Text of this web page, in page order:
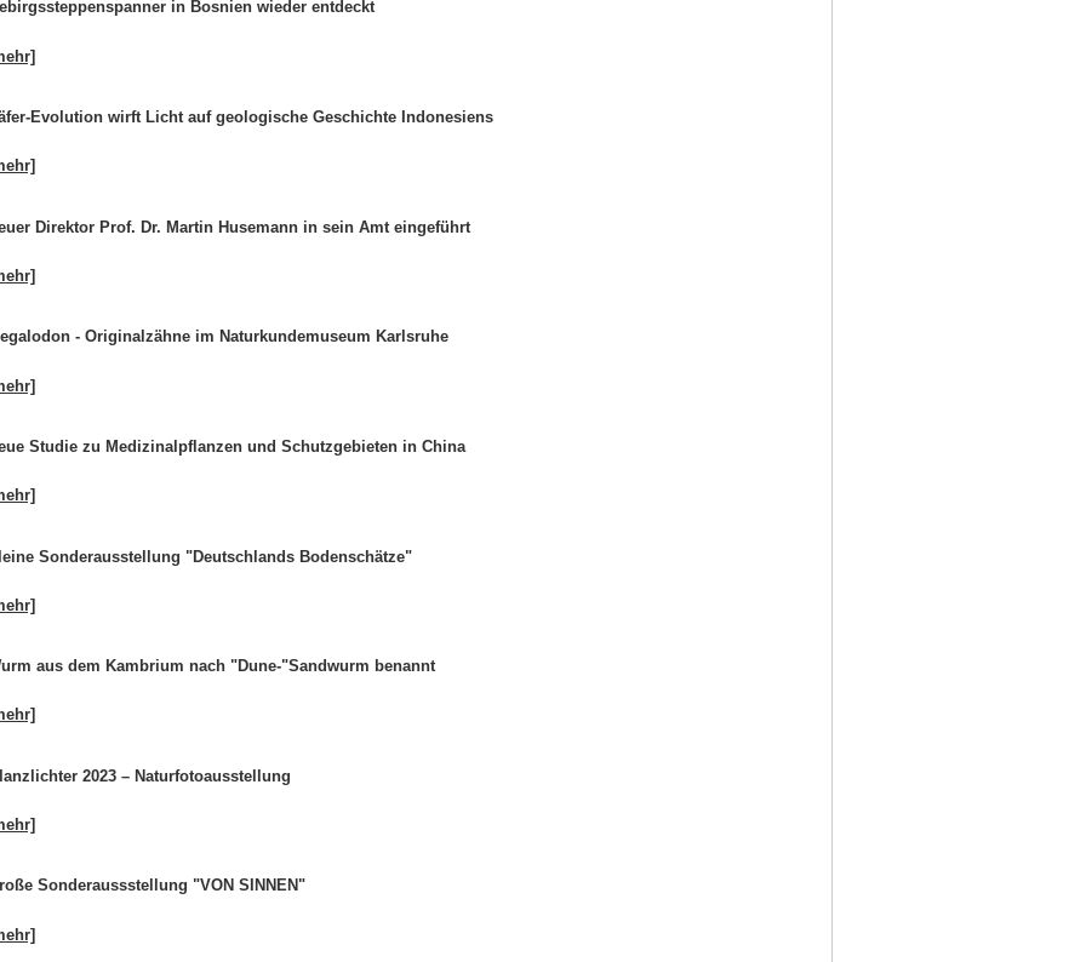
in Bosnien wieder entdeckt
Evolution wirft Licht auf geologische Geschichte Indonesiens
Direktor Prof. Dr. Martin Husemann in sein Amt eingeführt
- Originalzähne im Naturkundemuseum Karlsruhe
Studie zu Medizinalpflanzen und Schutzgebieten in China
Sonderausstellung "Deutschlands Bodenschätze"
aus dem Kambrium nach "Dune-"Sandwurm benannt
2023 – Naturfotoausstellung
Sonderaussstellung "VON SINNEN"